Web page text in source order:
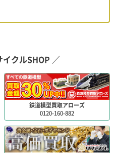
クルSHOP ／
鉄道模型買取アローズ
0120-160-882